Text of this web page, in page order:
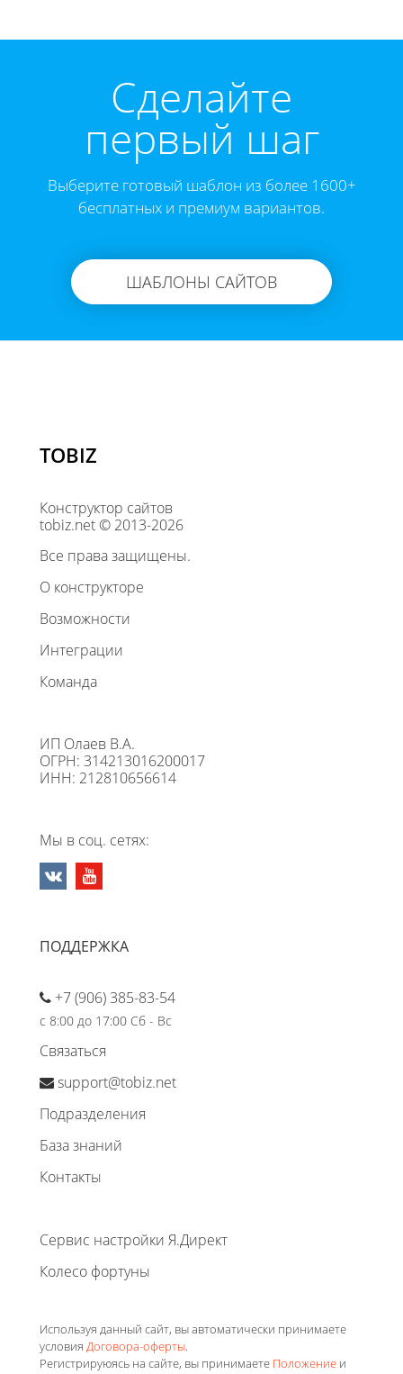
Cделайте
первый шаг
Выберите готовый шаблон из более 1600+
бесплатных и премиум вариантов.
ШАБЛОНЫ САЙТОВ
TOBIZ
Конструктор сайтов
tobiz.net © 2013-2026
Все права защищены.
О конструкторе
Возможности
Интеграции
Команда
ИП Олаев В.А.
ОГРН: 314213016200017
ИНН: 212810656614
Мы в соц. сетях:
ПОДДЕРЖКА
+7 (906) 385-83-54
с 8:00 до 17:00 Сб - Вс
Связаться
support@tobiz.net
Подразделения
База знаний
Контакты
Сервис настройки Я.Директ
Колесо фортуны
Используя данный сайт, вы автоматически принимаете
условия Договора-оферты.
Регистрируюясь на сайте, вы принимаете Положение и